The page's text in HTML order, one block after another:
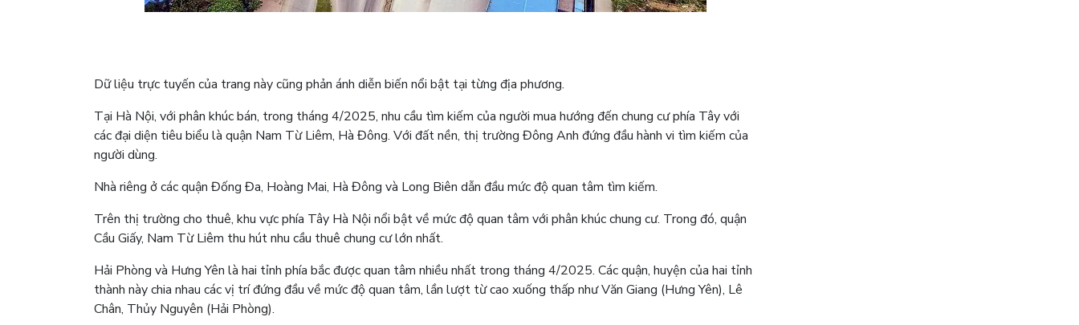
Dữ liệu trực tuyến của trang này cũng phản ánh diễn biến nổi bật tại từng địa phương.
Tại Hà Nội, với phân khúc bán, trong tháng 4/2025, nhu cầu tìm kiếm của người mua hướng đến chung cư phía Tây với
các đại diện tiêu biểu là quận Nam Từ Liêm, Hà Đông. Với đất nền, thị trường Đông Anh đứng đầu hành vi tìm kiếm của
người dùng.
Nhà riêng ở các quận Đống Đa, Hoàng Mai, Hà Đông và Long Biên dẫn đầu mức độ quan tâm tìm kiếm.
Trên thị trường cho thuê, khu vực phía Tây Hà Nội nổi bật về mức độ quan tâm với phân khúc chung cư. Trong đó, quận
Cầu Giấy, Nam Từ Liêm thu hút nhu cầu thuê chung cư lớn nhất.
Hải Phòng và Hưng Yên là hai tỉnh phía bắc được quan tâm nhiều nhất trong tháng 4/2025. Các quận, huyện của hai tỉnh
thành này chia nhau các vị trí đứng đầu về mức độ quan tâm, lần lượt từ cao xuống thấp như Văn Giang (Hưng Yên), Lê
Chân, Thủy Nguyên (Hải Phòng).